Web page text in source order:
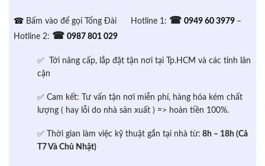
☎ Bấm vào để gọi Tổng Đài Hotline 1: ☎ 0949 60 3979 –
Hotline 2: ☎ 0987 801 029
✅ Tới nâng cấp, lắp đặt tận nơi tại Tp.HCM và các tỉnh lân
cận
✅ Cam kết: Tư vấn tận nơi miễn phí, hàng hóa kém chất
lượng ( hay lỗi do nhà sản xuất ) => hoàn tiền 100%.
✅ Thời gian làm việc kỹ thuật gắn tại nhà từ: 8h – 18h (Cả
T7 Và Chủ Nhật)